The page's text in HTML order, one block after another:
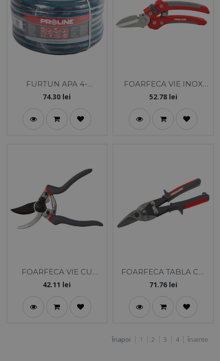
FURTUN APA 4-
STRATURI 1/2" / 20M
74.30 lei
FOARFECA VIE INOX
LATA CU MANER SOFT-
52.78lei
FOARFECA VIE CU
LAMELE / 12MM
42.11 lei
FOARFECA TABLA CU
MANER SOFT-TOUCH
71.76lei
Înapoi 1 2 3 4 Înainte